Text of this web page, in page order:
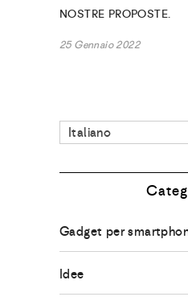
NOSTRE PROPOSTE.
25 Gennaio 2022
Italiano
Gadget per
Idee